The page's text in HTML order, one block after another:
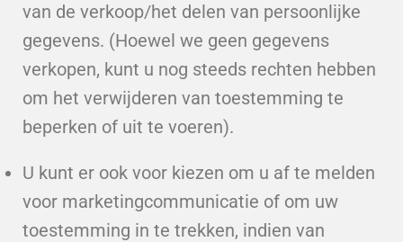
van de verkoop/het delen van persoonlijke
gegevens. (Hoewel we geen gegevens
verkopen, kunt u nog steeds rechten hebben
om het verwijderen van toestemming te
beperken of uit te voeren).
U kunt er ook voor kiezen om u af te melden
voor marketingcommunicatie of om uw
toestemming in te trekken, indien van